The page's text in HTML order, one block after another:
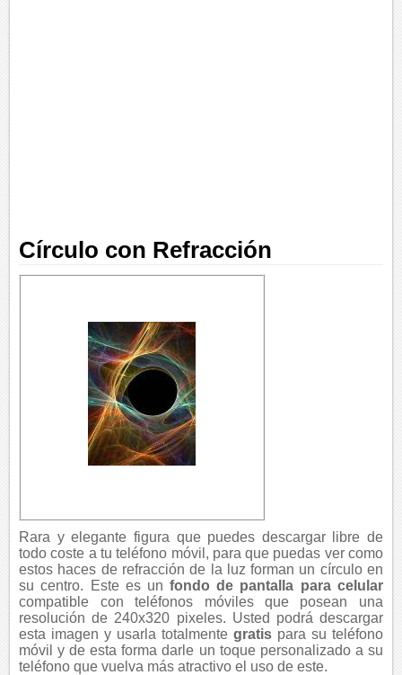
Círculo con Refracción
Rara y elegante figura que puedes descargar libre de
todo coste a tu teléfono móvil, para que puedas ver como
estos haces de refracción de la luz forman un círculo en
su centro. Este es unfondo de pantalla para celular
compatible con teléfonos móviles que posean una
resolución de 240x320 pixeles. Usted podrá descargar
esta imagen y usarla totalmente gratispara su teléfono
móvil y de esta forma darle un toque personalizado a su
teléfono que vuelva más atractivo el uso de este.